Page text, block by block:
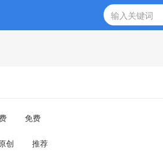
免费
创 推荐